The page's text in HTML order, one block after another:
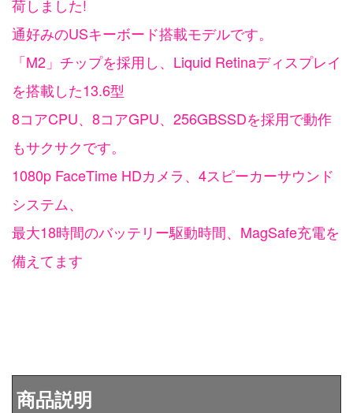
荷しました!
通好みのUSキーボード搭載モデルです。
「M2」チップを採用し、Liquid Retinaディスプレイ
を搭載した13.6型
8コアCPU、8コアGPU、256GBSSDを採用で動作
もサクサクです。
1080p FaceTime HDカメラ、4スピーカーサウンド
システム、
最大18時間のバッテリー駆動時間、MagSafe充電を
備えてます
商品説明